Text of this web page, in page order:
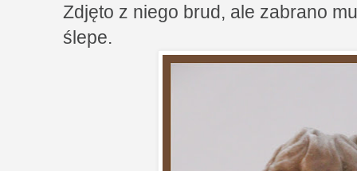
Zdjęto z niego brud, ale zabrano
ślepe.